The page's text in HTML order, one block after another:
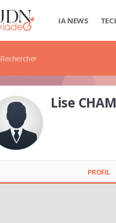
IA NEWS
Rechercher
Lise
PROFIL